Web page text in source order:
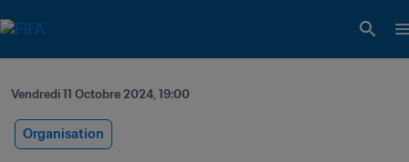
Vendredi 11 Octobre 2024, 19:00
Organisation